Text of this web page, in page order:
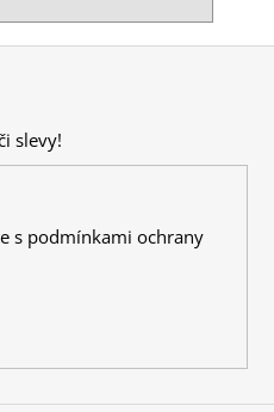
slevy!
s podmínkami ochrany